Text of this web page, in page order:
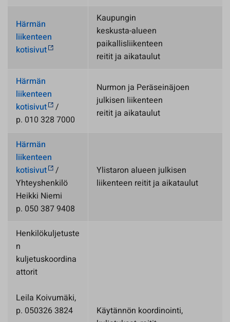
Härmän
liikenteen
kotisivut
Kaupungin
keskusta-alueen
paikallisliikenteen
reitit ja aikataulut
Härmän
liikenteen
kotisivut
/
p. 010 328 7000
Nurmon ja Peräseinäjoen
julkisen liikenteen
reitit ja aikataulut
Härmän
liikenteen
kotisivut
/
Yhteyshenkilö
Heikki Niemi
p. 050 387 9408
Ylistaron alueen julkisen
liikenteen reitit ja aikataulut
Henkilökuljetuste
n
kuljetuskoordina
attorit
Leila Koivumäki,
p. 050326 3824
Käytännön koordinointi,